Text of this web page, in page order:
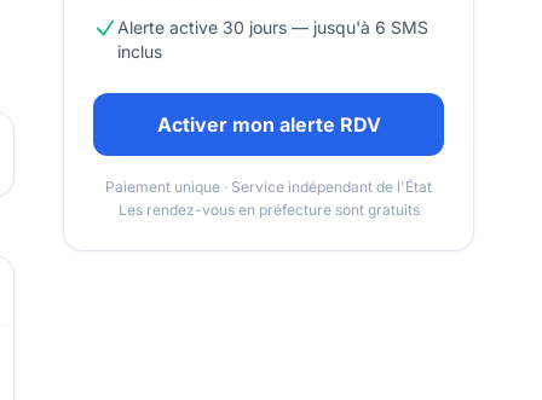
Alerte active 30 jours — jusqu'à 6 SMS
inclus
Activer mon alerte RDV
Paiement unique · Service indépendant de l'État
Les rendez-vous en préfecture sont gratuits